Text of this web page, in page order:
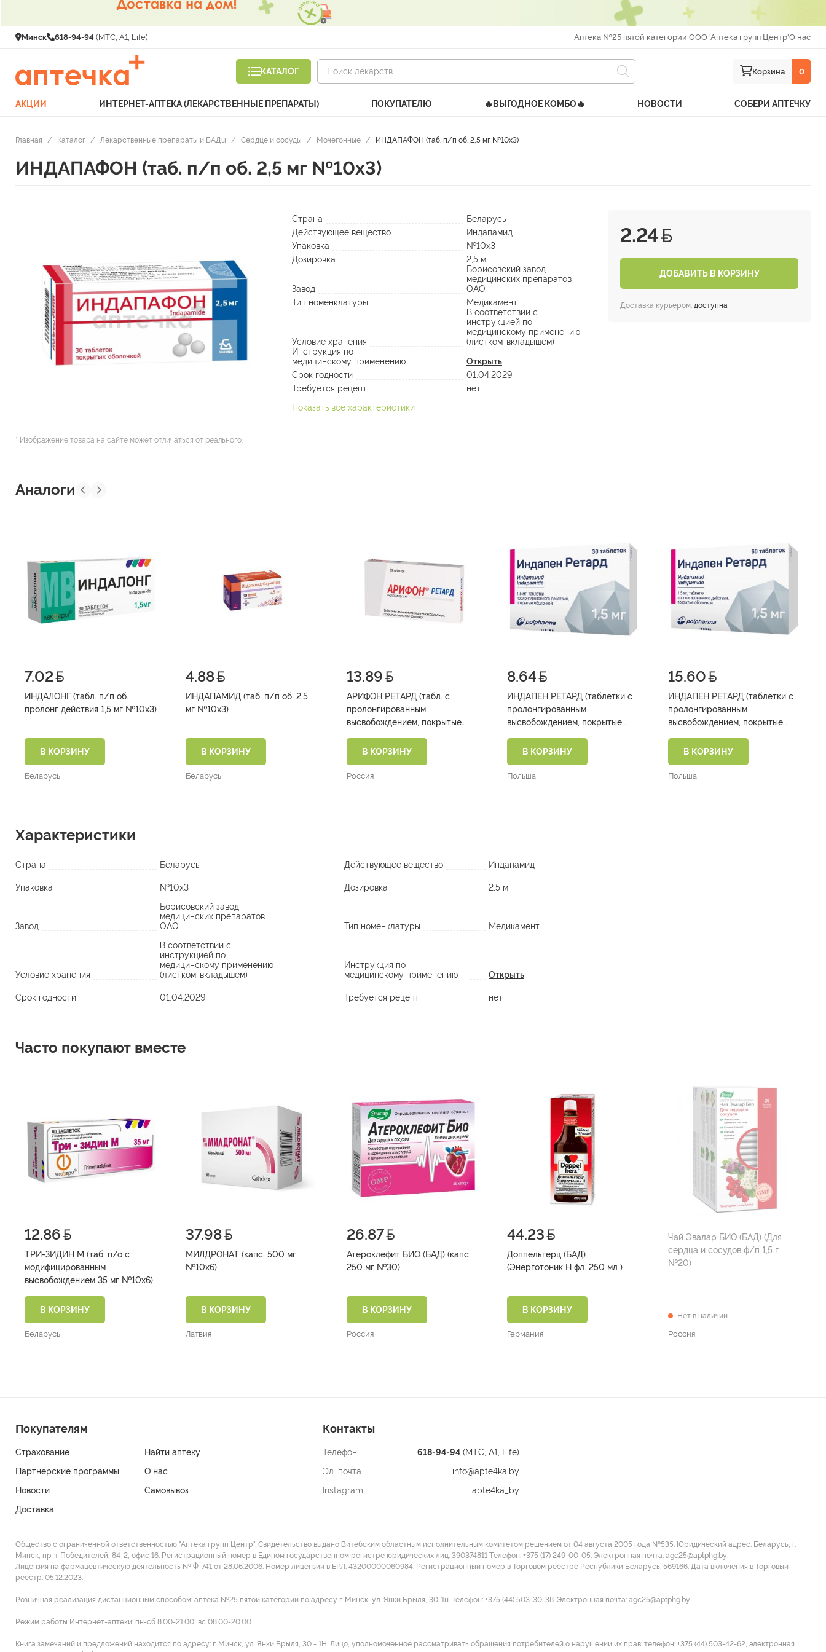
Минск 618-94-94 (МТС, A1, Life) Аптека №25 пятой категории ООО 'Аптека групп Центр'О нас
КАТАЛОГ Корзина 0
АКЦИИ ИНТЕРНЕТ-АПТЕКА (ЛЕКАРСТВЕННЫЕ ПРЕПАРАТЫ) ПОКУПАТЕЛЮ 🔥ВЫГОДНОЕ КОМБО🔥 НОВОСТИ СОБЕРИ АПТЕЧКУ
Главная / Каталог / Лекарственные препараты и БАДы / Сердце и сосуды / Мочегонные / ИНДАПАФОН (таб. п/п об. 2,5 мг №10х3)
ИНДАПАФОН (таб. п/п об. 2,5 мг №10х3)
* Изображение товара на сайте может отличаться от реального.
2.24
ДОБАВИТЬ В КОРЗИНУ
Доставка курьером: доступна
Страна
Беларусь
Действующее вещество
Индапамид
Упаковка
№10х3
Дозировка
2,5 мг
Завод
Борисовский завод
медицинских препаратов
ОАО
Тип номенклатуры
Медикамент
Условие хранения
В соответствии с
инструкцией по
медицинскому применению
(листком-вкладышем)
Инструкция по
медицинскому применению
Открыть
Срок годности
01.04.2029
Требуется рецепт
нет
Показать все характеристики
Аналоги
7.02
ИНДАЛОНГ (табл. п/п об.
пролонг действия 1,5 мг №10х3)
В КОРЗИНУ
Беларусь
4.88
ИНДАПАМИД (таб. п/п об. 2,5
мг №10х3)
В КОРЗИНУ
Беларусь
13.89
АРИФОН РЕТАРД (табл. с
пролонгированным
высвобождением, покрытые
№30)В КОРЗИНУ
Россия
8.64
ИНДАПЕН РЕТАРД (таблетки с
пролонгированным
высвобождением, покрытые
№15х2)В КОРЗИНУ
Польша
15.60
ИНДАПЕН РЕТАРД (таблетки с
пролонгированным
высвобождением, покрытые
№15х4)В КОРЗИНУ
Польша
Характеристики
Страна Беларусь Действующее вещество Индапамид
Упаковка №10х3 Дозировка 2,5 мг
Завод
Борисовский завод
медицинских препаратов
ОАО
Тип номенклатуры Медикамент
Условие хранения
В соответствии с
инструкцией по
медицинскому применению
(листком-вкладышем)
Инструкция по
медицинскому применению
Открыть
Срок годности 01.04.2029 Требуется рецепт нет
Часто покупают вместе
12.86
ТРИ-ЗИДИН М (таб. п/о с
модифицированным
высвобождением 35 мг №10х6)
В КОРЗИНУ
Беларусь
37.98
МИЛДРОНАТ (капс. 500 мг
№10х6)
В КОРЗИНУ
Латвия
26.87
Атероклефит БИО (БАД) (капс.
250 мг №30)
В КОРЗИНУ
Россия
44.23
Доппельгерц (БАД)
(Энерготоник Н фл. 250 мл )
В КОРЗИНУ
Германия
Чай Эвалар БИО (БАД) (Для
сердца и сосудов ф/п 1,5 г
№20)
Нет в наличии
Россия
Покупателям
Страхование
Найти аптеку
Партнерские программы
О нас
Новости
Самовывоз
Доставка
Контакты
Телефон 618-94-94 (МТС, A1, Life)
Эл. почта
info@apte4ka.by
Instagram
apte4ka_by
Общество с ограниченной ответственностью "Аптека групп Центр". Свидетельство выдано Витебским областным исполнительным комитетом решением от 04 августа 2005 года №535. Юридический адрес: Беларусь, г.
Минск, пр-т Победителей, 84-2, офис 16. Регистрационный номер в Едином государственном регистре юридических лиц: 390374811 Tелефон: +375 (17) 249-00-05. Электронная почта: agc25@aptphg.by.
Лицензия на фармацевтическую деятельность № Ф-741 от 28.06.2006. Номер лицензии в ЕРЛ: 43200000060984. Регистрационный номер в Торговом реестре Республики Беларусь: 569166. Дата включения в Торговый
реестр: 05.12.2023.
Розничная реализация дистанционным способом: аптека №25 пятой категории по адресу г. Минск, ул. Янки Брыля, 30-1н. Телефон: +375 (44) 503-30-38. Электронная почта: agc25@aptphg.by.
Режим работы Интернет-аптеки: пн-сб 8.00-21.00, вс 08.00-20.00
Книга замечаний и предложений находится по адресу: г. Минск, ул. Янки Брыля, 30 - 1Н. Лицо, уполномоченное рассматривать обращения потребителей о нарушении их прав: телефон: +375 (44) 503-42-62, электронная